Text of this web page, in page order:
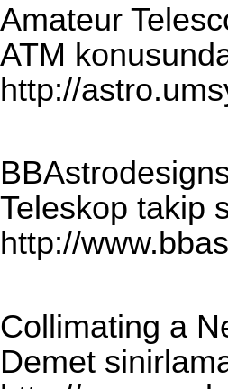
Amateur
ATM
http://
Teleskop takip
http://
Collimating a
Demet